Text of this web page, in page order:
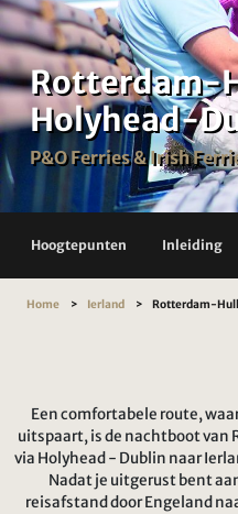
Rotterdam-
Holyhead-
P&O Ferries & Irish
Hoogtepunten Inleiding
Home Ierland Rotterdam-
Een comfortabele route,
uitspaart, is de nachtboot van
via Holyhead - Dublin naar
Nadat je uitgerust bent
reisafstand door Engeland